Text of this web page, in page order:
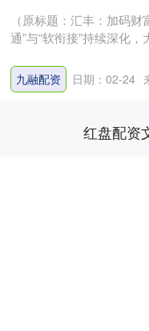
（原标题：汇丰：加码
通”与“软衔接”持续深化
九融配资 日期：02-24
红盘配资